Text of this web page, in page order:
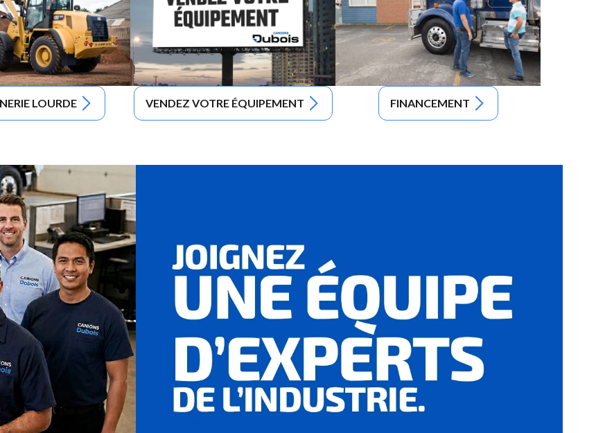
LOURDE VENDEZ VOTRE ÉQUIPEMENT FINANCEMENT